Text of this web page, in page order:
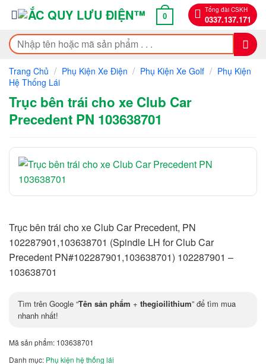
qua
nội
dung
0
Tổng đài CSKH
0337.137.171
Tìm
kiếm:
Trang Chủ / Phụ Kiện Xe Điện / Phụ Kiện Xe Golf / Phụ Kiện
Hệ Thống Lái
Trục bên trái cho xe Club Car
Precedent PN 103638701
Trục bên trái cho xe Club Car Precedent, PN
102287901,103638701 (Spindle LH for Club Car
Precedent PN#102287901,103638701) 102287901 –
103638701
Tìm trên Google “Tên sản phẩm + thegioilithium” để tìm mua
nhanh nhất!
Mã sản phẩm: 103638701
Danh mục: Phụ kiện hệ thống lái